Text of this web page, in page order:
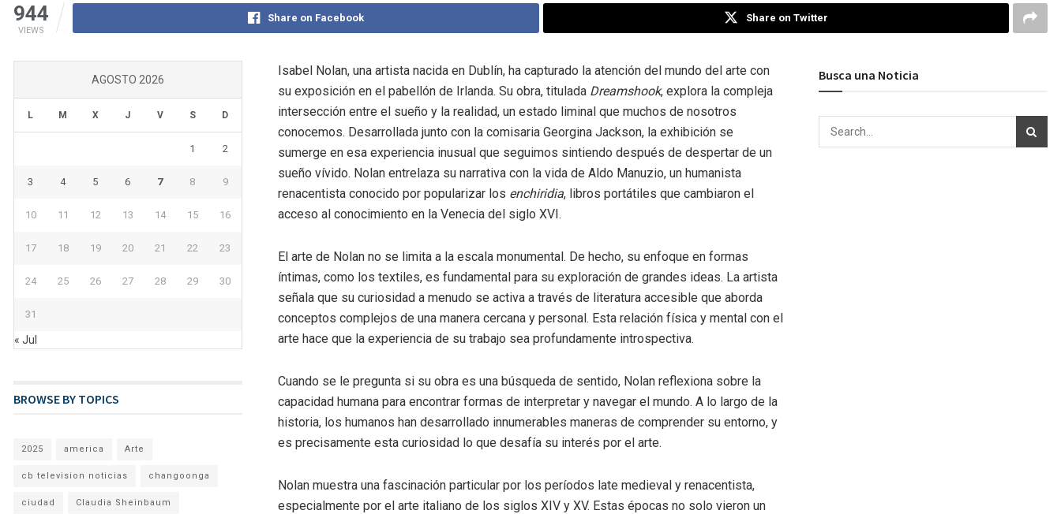
944
VIEWS
Share on Facebook Share on Twitter
Isabel Nolan, una artista nacida en Dublín, ha capturado la atención del mundo del arte con
su exposición en el pabellón de Irlanda. Su obra, titulada Dreamshook, explora la compleja
intersección entre el sueño y la realidad, un estado liminal que muchos de nosotros
conocemos. Desarrollada junto con la comisaria Georgina Jackson, la exhibición se
sumerge en esa experiencia inusual que seguimos sintiendo después de despertar de un
sueño vívido. Nolan entrelaza su narrativa con la vida de Aldo Manuzio, un humanista
renacentista conocido por popularizar los enchiridia, libros portátiles que cambiaron el
acceso al conocimiento en la Venecia del siglo XVI.
El arte de Nolan no se limita a la escala monumental. De hecho, su enfoque en formas
íntimas, como los textiles, es fundamental para su exploración de grandes ideas. La artista
señala que su curiosidad a menudo se activa a través de literatura accesible que aborda
conceptos complejos de una manera cercana y personal. Esta relación física y mental con el
arte hace que la experiencia de su trabajo sea profundamente introspectiva.
Cuando se le pregunta si su obra es una búsqueda de sentido, Nolan reflexiona sobre la
capacidad humana para encontrar formas de interpretar y navegar el mundo. A lo largo de la
historia, los humanos han desarrollado innumerables maneras de comprender su entorno, y
es precisamente esta curiosidad lo que desafía su interés por el arte.
Nolan muestra una fascinación particular por los períodos late medieval y renacentista,
especialmente por el arte italiano de los siglos XIV y XV. Estas épocas no solo vieron un
AGOSTO 2026
L M X J V S D
1 2
3 4 5 6 7 8 9
10 11 12 13 14 15 16
17 18 19 20 21 22 23
24 25 26 27 28 29 30
31
« Jul
BROWSE BY TOPICS
2025 america Arte
cb television noticias changoonga
ciudad Claudia Sheinbaum
Busca una Noticia